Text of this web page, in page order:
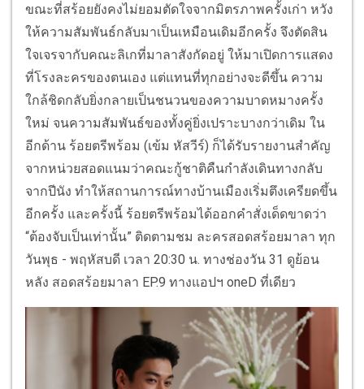
ขณะที่สร้อยยังคงไม่ยอมตัดใจจากมิตรภาพครั้งเก่า หวัง
ให้ความสัมพันธ์กลับมาเป็นเหมือนเดิมอีกครั้ง จึงตัดสิน
ใจเจรจากับคณะลิเกที่มาลาสังกัดอยู่ ให้มาเปิดการแสดง
ที่โรงละครของตนเอง แต่แทนที่ทุกอย่างจะดีขึ้น ความ
ใกล้ชิดกลับยิ่งกลายเป็นชนวนของความบาดหมางครั้ง
ใหม่ จนความสัมพันธ์ของทั้งคู่ยิ่งเปราะบางกว่าเดิม ใน
อีกด้าน ร้อยตรีพร้อม (เข้ม หัสวีร์) ก็ได้รับรายงานสำคัญ
จากหน่วยสอดแนมว่าคณะกู้ชาติคืนกำลังเดินทางกลับ
จากปีนัง ทำให้สถานการณ์ทางบ้านเมืองเริ่มตึงเครียดขึ้น
อีกครั้ง และครั้งนี้ ร้อยตรีพร้อมได้ออกคำสั่งเด็ดขาดว่า
“ต้องจับเป็นเท่านั้น” ติดตามชม ละครสอดสร้อยมาลา ทุก
วันพุธ - พฤหัสบดี เวลา 20:30 น. ทางช่องวัน 31 ดูย้อน
หลัง สอดสร้อยมาลา EP.9 ทางแอปฯ oneD ที่เดียว